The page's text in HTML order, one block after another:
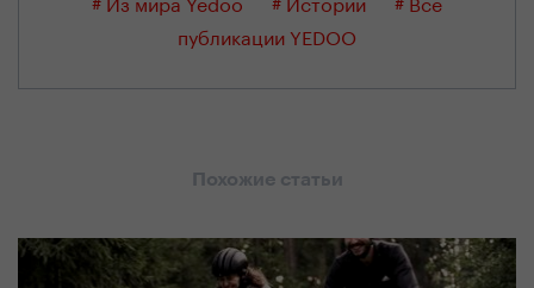
публикации YEDOO
Похожие статьи